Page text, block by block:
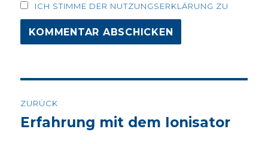
ICH STIMME DER NUTZUNGSERKLÄRUNG ZU
Navigation
ZURÜCK
Vorheriger
Erfahrung mit dem Ionisator